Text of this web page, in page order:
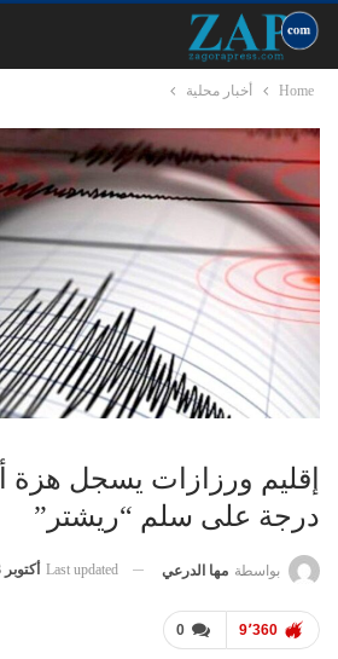
Home أخبار محلية
درجة على سلم “ريشتر”
بواسطة مها الدرعي Last updated أكتوبر 3, 2021
0 9٬360